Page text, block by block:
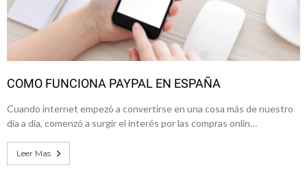
COMO FUNCIONA PAYPAL EN ESPAÑA
Cuando internet empezó a convertirse en una cosa más de nuestro
día a día, comenzó a surgir el interés por las compras onlin…
Leer Mas